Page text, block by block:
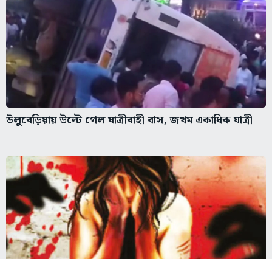
উলুবেড়িয়ায় উল্টে গেল যাত্রীবাহী বাস, জখম একাধিক যাত্রী